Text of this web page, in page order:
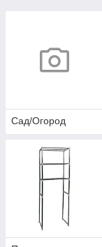
Сад/Огород